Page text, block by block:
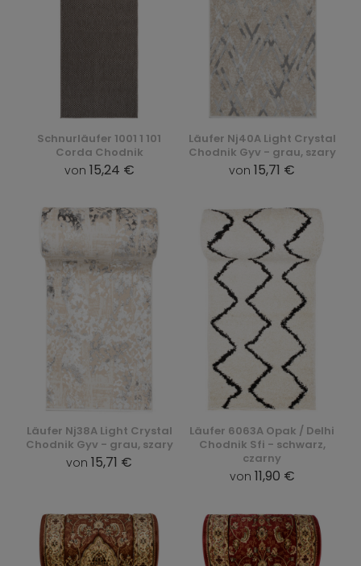
Schnurläufer 1001 1 101
Corda Chodnik
von 15,24 €
Läufer Nj40A Light Crystal
Chodnik Gyv - grau, szary
von 15,71 €
Läufer Nj38A Light Crystal
Chodnik Gyv - grau, szary
von 15,71 €
Läufer 6063A Opak / Delhi
Chodnik Sfi - schwarz,
czarny
von 11,90 €